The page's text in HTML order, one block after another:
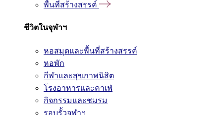
พื้นที่สร้างสรรค์
ชีวิตในจุฬาฯ
หอสมุดและพื้นที่สร้างสรรค์
หอพัก
กีฬาและสุขภาพนิสิต
โรงอาหารและคาเฟ่
กิจกรรมและชมรม
รอบรั้วจุฬาฯ